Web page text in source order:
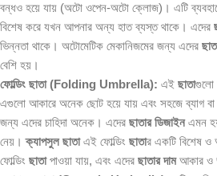
বন্ধও হয়ে যায় (অটো ওপেন-অটো ক্লোজ)। এটি
বিশেষ করে যখন আপনার অন্য হাত ব্যস্ত থাকে। এদের
ভিন্নতা থাকে। অটোমেটিক মেকানিজমের জন্য এদের
বেশি হয়।
ফোল্ডিং ছাতা (Folding Umbrella): এই ছাতাগুলো
এগুলো আকারে অনেক ছোট হয়ে যায় এবং সহজে ব্যাগ বা
জন্য এদের চাহিদা অনেক। এদের ছাতার ডিজাইনএমন
নেয়।ক্যাপসুল ছাতাএই ফোল্ডিং ছাতার একটি বিশেষ ও
ফোল্ডিং ছাতাপাওয়া যায়, এবং এদের ছাতার দামআকার ও